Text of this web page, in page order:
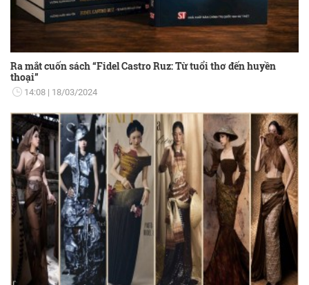
Ra mắt cuốn sách “Fidel Castro Ruz: Từ tuổi thơ đến huyền
thoại”
14:08 18/03/2024